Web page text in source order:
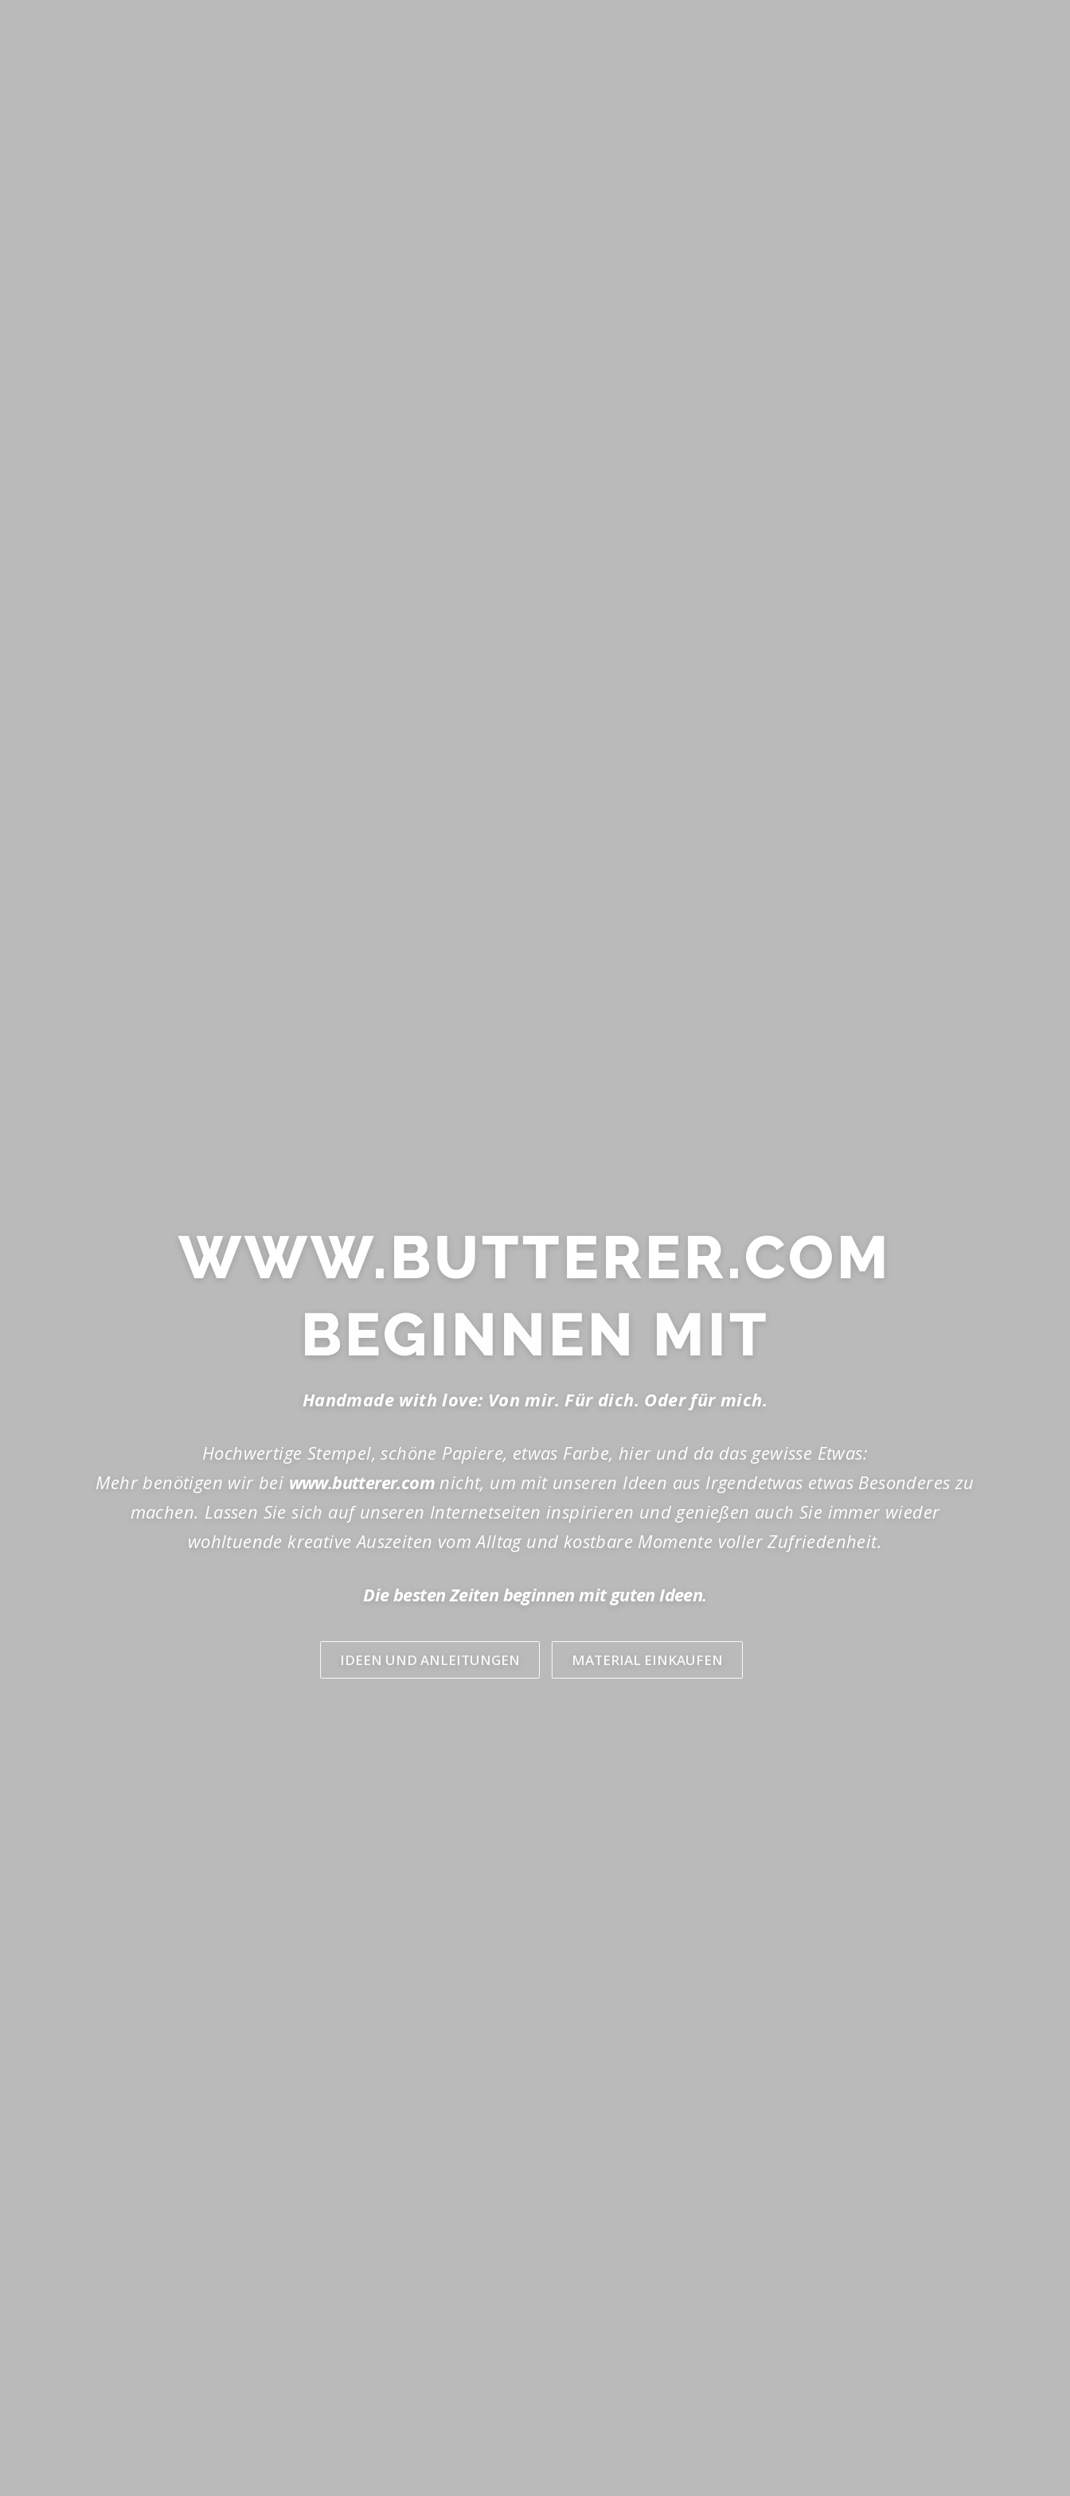
WWW.BUTTERER.COM
BEGINNEN MIT
Handmade with love: Von mir. Für dich. Oder für mich.
Hochwertige Stempel, schöne Papiere, etwas Farbe, hier und da das gewisse Etwas:
Mehr benötigen wir bei www.butterer.com nicht, um mit unseren Ideen aus Irgendetwas etwas Besonderes zu
machen. Lassen Sie sich auf unseren Internetseiten inspirieren und genießen auch Sie immer wieder
wohltuende kreative Auszeiten vom Alltag und kostbare Momente voller Zufriedenheit.
Die besten Zeiten beginnen mit guten Ideen.
IDEEN UND ANLEITUNGEN MATERIAL EINKAUFEN